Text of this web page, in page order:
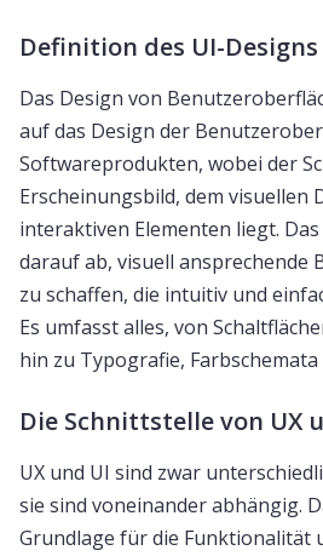
Definition des UI-Designs
Das Design von
auf das Design der
Softwareprodukten, wobei der
Erscheinungsbild, dem visuellen
interaktiven Elementen liegt.
darauf ab, visuell ansprechende
zu schaffen, die intuitiv und
Es umfasst alles, von
hin zu Typografie,
Die Schnittstelle von UX
UX und UI sind zwar
sie sind voneinander abhängig.
Grundlage für die Funktionalität